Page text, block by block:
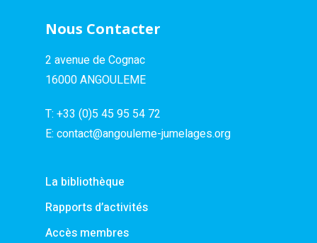
Nous Contacter
2 avenue de Cognac
16000 ANGOULEME
T: +33 (0)5 45 95 54 72
E: contact@angouleme-jumelages.org
La bibliothèque
Rapports d’activités
Accès membres